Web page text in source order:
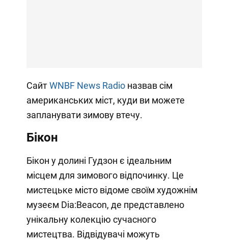
СайтWNBF News Radioназвав сім
американських міст, куди ви можете
запланувати зимову втечу.
Бікон
Бікон у долині Гудзон є ідеальним
місцем для зимового відпочинку. Це
мистецьке місто відоме своїм художнім
музеєм Dia:Beacon, де представлено
унікальну колекцію сучасного
мистецтва. Відвідувачі можуть